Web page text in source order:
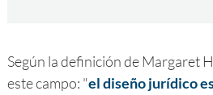
Según la definición de Margaret
este campo: "el diseño jurídico